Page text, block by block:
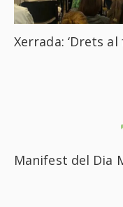
Xerrada: ‘Drets
Manifest del Dia